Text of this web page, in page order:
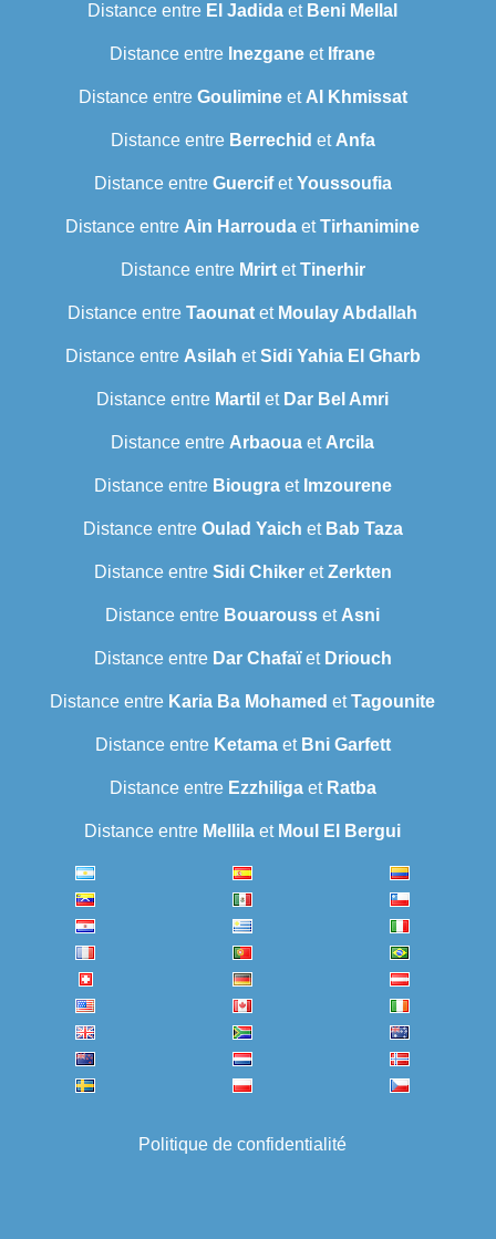
Distance entre El Jadida et Beni Mellal
Distance entre Inezgane et Ifrane
Distance entre Goulimineet Al Khmissat
Distance entre Berrechid et Anfa
Distance entre GuercifetYoussoufia
Distance entre Ain Harrouda etTirhanimine
Distance entre MrirtetTinerhir
Distance entre Taounat et Moulay Abdallah
Distance entre Asilah etSidi Yahia El Gharb
Distance entre Martil et Dar Bel Amri
Distance entre Arbaoua et Arcila
Distance entre Biougraet Imzourene
Distance entre Oulad Yaich et Bab Taza
Distance entre Sidi ChikeretZerkten
Distance entre Bouarouss et Asni
Distance entre Dar Chafaïet Driouch
Distance entre Karia Ba Mohamed etTagounite
Distance entre Ketamaet Bni Garfett
Distance entre Ezzhiligaet Ratba
Distance entre Mellila et Moul El Bergui
Politique de confidentialité